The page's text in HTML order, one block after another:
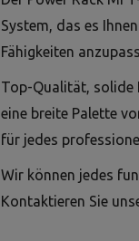
System, das es
Fähigkeiten
Top-Qualität, solide
eine breite Palette
für jedes
Wir können jedes
Kontaktieren Sie